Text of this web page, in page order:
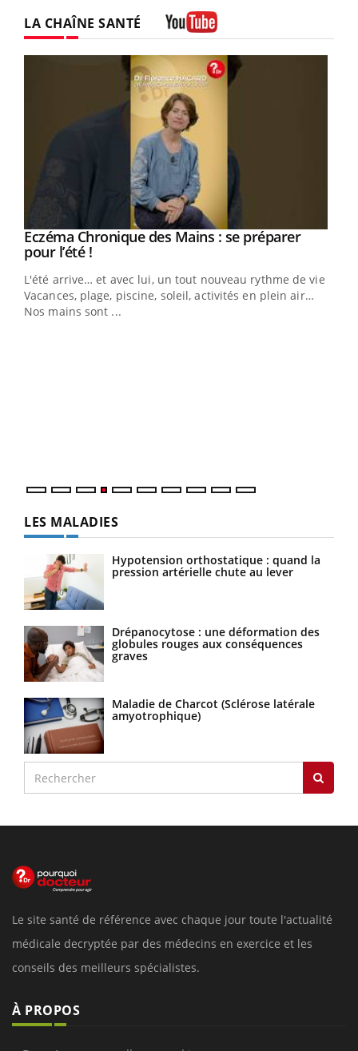
LA CHAÎNE SANTÉ
Youtube
Eczéma Chronique des Mains : se préparer
pour l’été !Youtube
L'été arrive… et avec lui, un tout nouveau rythme de vie !
Vacances, plage, piscine, soleil, activités en plein air…
Nos mains sont ...
LES MALADIES
Hypotension orthostatique : quand la
pression artérielle chute au lever
Drépanocytose : une déformation des
globules rouges aux conséquences
graves
Maladie de Charcot (Sclérose latérale
amyotrophique)
Le site santé de référence avec chaque jour toute l'actualité
médicale decryptée par des médecins en exercice et les
conseils des meilleurs spécialistes.
À PROPOS